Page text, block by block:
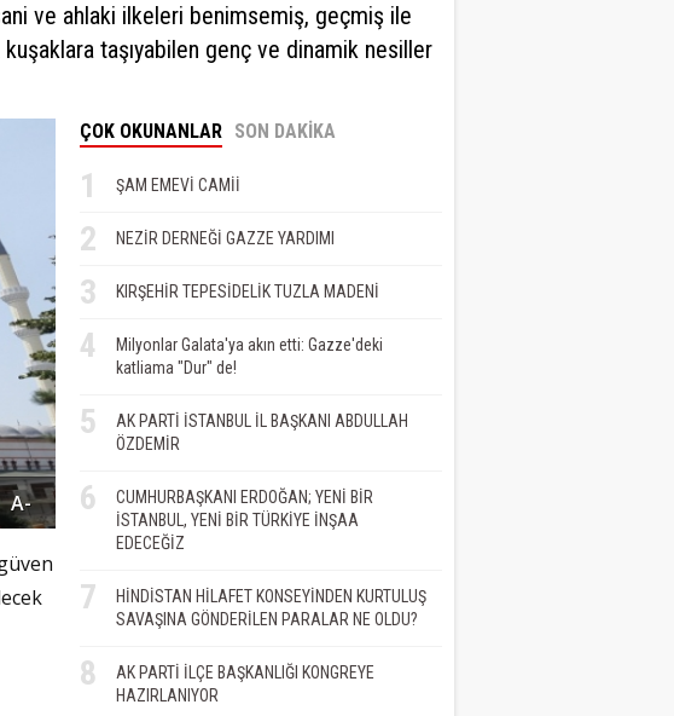
ve ahlaki ilkeleri benimsemiş, geçmiş ile
taşıyabilen genç ve dinamik nesiller
A-
ÇOK OKUNANLAR SON DAKİKA
1 ŞAM EMEVİ CAMİİ
2 NEZİR DERNEĞİ GAZZE YARDIMI
3 KIRŞEHİR TEPESİDELİK TUZLA MADENİ
4
Milyonlar Galata'ya akın etti: Gazze'deki
katliama "Dur" de!
5
AK PARTİ İSTANBUL İL BAŞKANI ABDULLAH
ÖZDEMİR
6
CUMHURBAŞKANI ERDOĞAN; YENİ BİR
İSTANBUL, YENİ BİR TÜRKİYE İNŞAA
EDECEĞİZ
7
HİNDİSTAN HİLAFET KONSEYİNDEN KURTULUŞ
SAVAŞINA GÖNDERİLEN PARALAR NE OLDU?
8
AK PARTİ İLÇE BAŞKANLIĞI KONGREYE
HAZIRLANIYOR
KERBELA BİTMEDİ,
YEZİD DE ÖLMEDİ
Zafer Çam
RAHMET NEDİR?
İmdat Demir
AHİLİK